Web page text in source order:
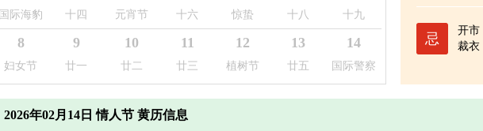
国际海豹
日
十四 元宵节 十六 惊蛰 十八 十九
8
妇女节
9
廿一
10
廿二
11
廿三
12
植树节
13
廿五
14
国际警察
忌
开市
裁衣
2026年02月14日 情人节 黄历信息